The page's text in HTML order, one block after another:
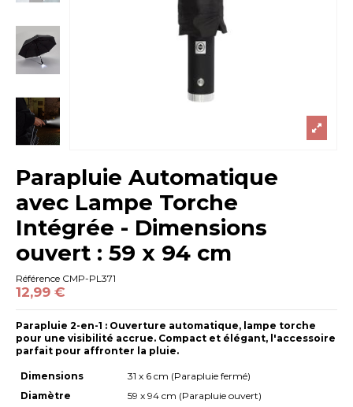
Parapluie Automatique
avec Lampe Torche
Intégrée - Dimensions
ouvert : 59 x 94 cm
Référence CMP-PL371
12,99 €
Parapluie 2-en-1 : Ouverture automatique, lampe torche
pour une visibilité accrue. Compact et élégant, l'accessoire
parfait pour affronter la pluie.
Dimensions
Diamètre
31 x 6 cm (Parapluie fermé)
59 x 94 cm (Parapluie ouvert)